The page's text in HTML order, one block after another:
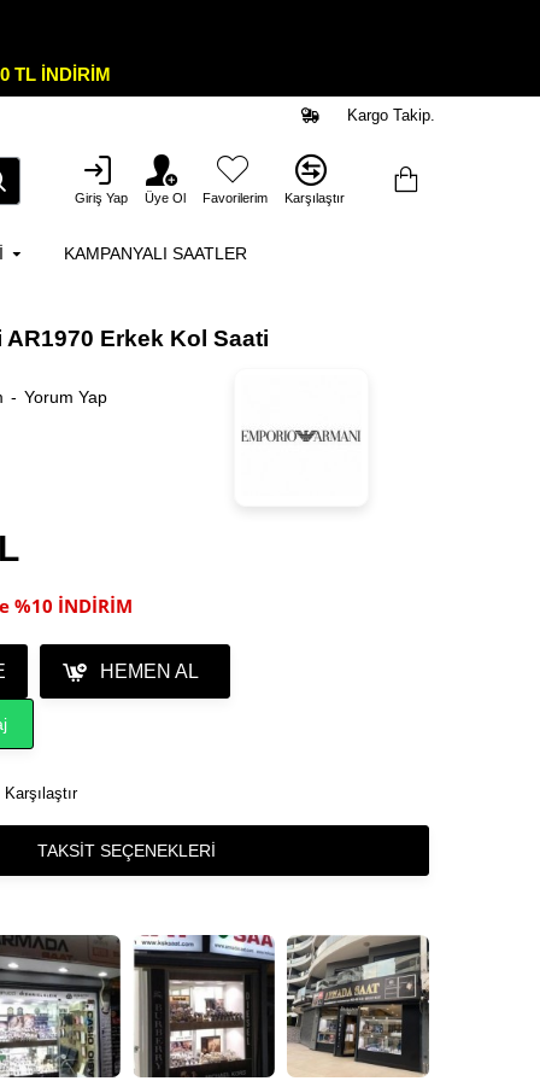
TL İNDİRİM
Kargo Takip.
Giriş Yap Üye Ol Favorilerim Karşılaştır
KAMPANYALI SAATLER
Erkek Kol Saati
- Yorum Yap
%10 İNDİRİM
HEMEN AL
Karşılaştır
TAKSIT SEÇENEKLERI